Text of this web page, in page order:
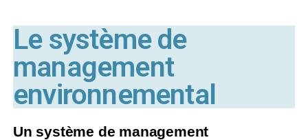
Le système de
management
environnemental
Un système de management